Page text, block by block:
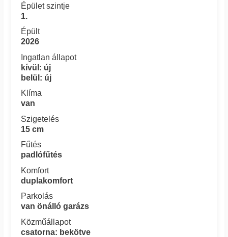
Épület szintje
1.
Épült
2026
Ingatlan állapot
kívül: új
belül: új
Klíma
van
Szigetelés
15 cm
Fűtés
padlófűtés
Komfort
duplakomfort
Parkolás
van önálló garázs
Közműállapot
csatorna: bekötve